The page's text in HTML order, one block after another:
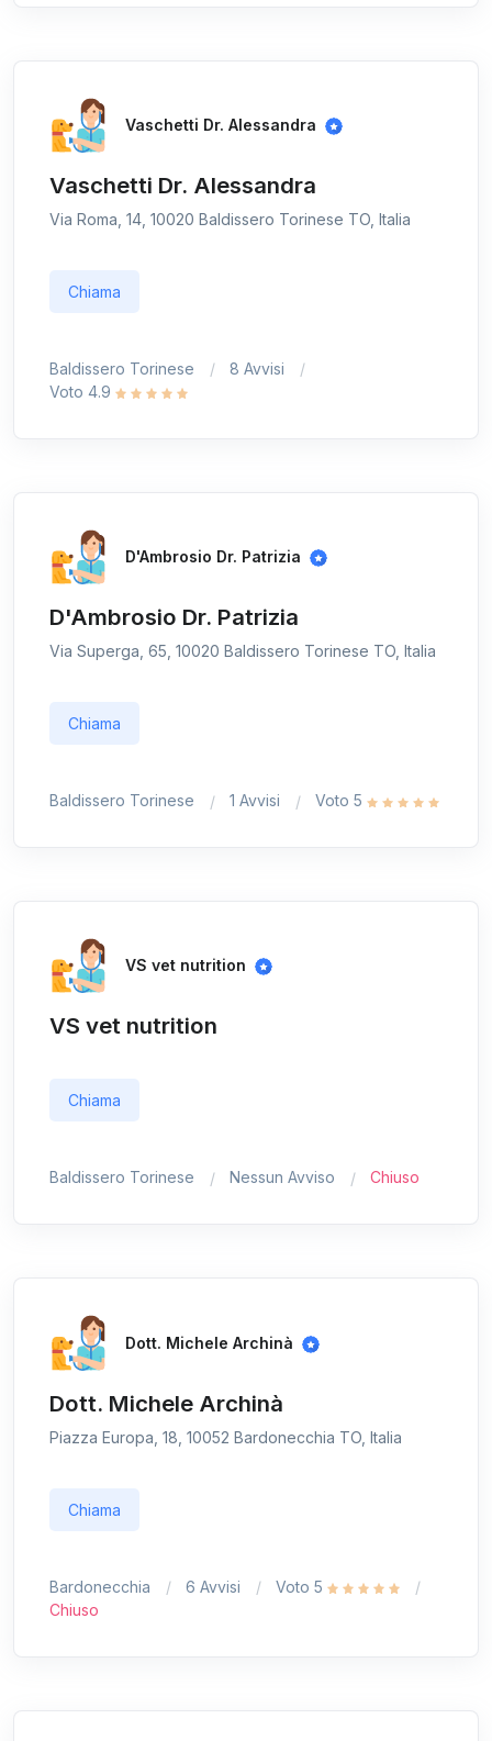
Vaschetti Dr. Alessandra
Vaschetti Dr. Alessandra
Via Roma, 14, 10020 Baldissero Torinese TO, Italia
Chiama
Baldissero Torinese
8 Avvisi
Voto 4.9
D'Ambrosio Dr. Patrizia
D'Ambrosio Dr. Patrizia
Via Superga, 65, 10020 Baldissero Torinese TO, Italia
Chiama
Baldissero Torinese 1 Avvisi Voto 5
VS vet nutrition
VS vet nutrition
Chiama
Baldissero Torinese Nessun Avviso Chiuso
Dott. Michele Archinà
Dott. Michele Archinà
Piazza Europa, 18, 10052 Bardonecchia TO, Italia
Chiama
Bardonecchia 6 Avvisi
Voto 5
Chiuso